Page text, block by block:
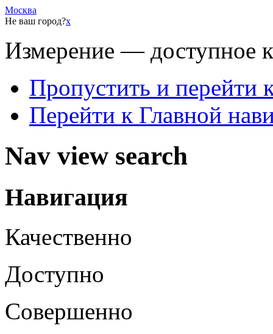
Москва
Не ваш город?x
Измерение — доступное
Пропустить и перейти
Перейти к Главной
Nav view search
Навигация
Качественно
Доступно
Совершенно